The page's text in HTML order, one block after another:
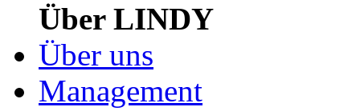
Über LINDY
Über uns
Management